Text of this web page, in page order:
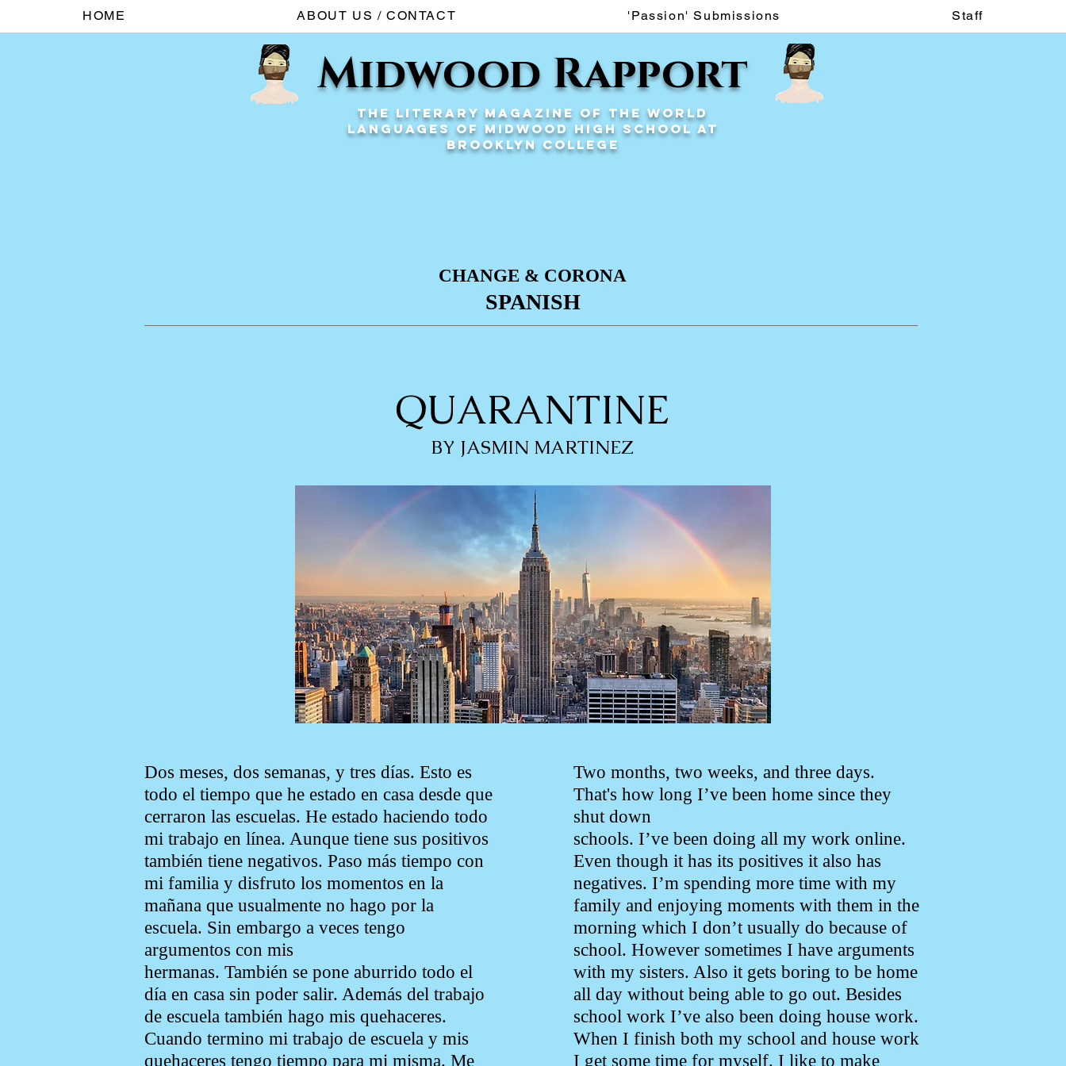
HOME ABOUT US / CONTACT 'Passion' Submissions Staff
Midwood Rapport
The Literary Magazine of the World
Languages of Midwood High School at
Brooklyn College
CHANGE & CORONA
SPANISH
QUARANTINE
BY JASMIN MARTINEZ
Dos meses, dos semanas, y tres días. Esto es
todo el tiempo que he estado en casa desde que
cerraron las escuelas. He estado haciendo todo
mi trabajo en línea. Aunque tiene sus positivos
también tiene negativos. Paso más tiempo con
mi familia y disfruto los momentos en la
mañana que usualmente no hago por la
escuela. Sin embargo a veces tengo
argumentos con mis
hermanas. También se pone aburrido todo el
día en casa sin poder salir. Además del trabajo
de escuela también hago mis quehaceres.
Cuando termino mi trabajo de escuela y mis
quehaceres tengo tiempo para mi misma. Me
Two months, two weeks, and three days.
That's how long I’ve been home since they
shut down
schools. I’ve been doing all my work online.
Even though it has its positives it also has
negatives. I’m spending more time with my
family and enjoying moments with them in the
morning which I don’t usually do because of
school. However sometimes I have arguments
with my sisters. Also it gets boring to be home
all day without being able to go out. Besides
school work I’ve also been doing house work.
When I finish both my school and house work
I get some time for myself. I like to make